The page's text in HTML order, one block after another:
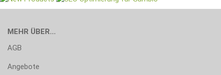
MEHR ÜBER...
AGB
Angebote